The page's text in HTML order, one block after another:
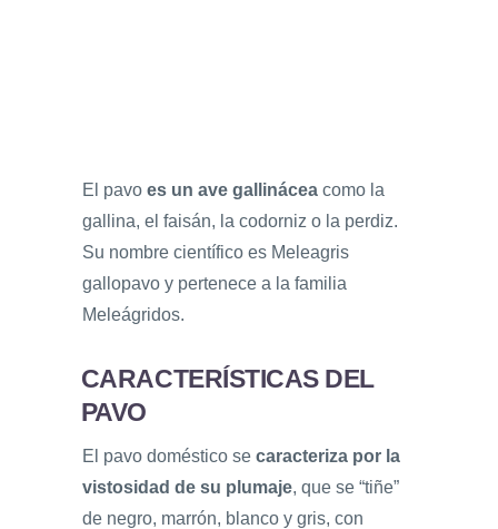
El pavo es un ave gallinácea como la
gallina, el faisán, la codorniz o la perdiz.
Su nombre científico es Meleagris
gallopavo y pertenece a la familia
Meleágridos.
CARACTERÍSTICAS DEL
PAVO
El pavo doméstico se caracteriza por la
vistosidad de su plumaje, que se “tiñe”
de negro, marrón, blanco y gris, con